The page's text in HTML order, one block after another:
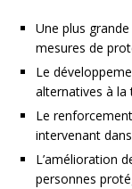
Une plus
mesures de
Le
alternatives à la
Le
intervenant
L’amélioration
personnes